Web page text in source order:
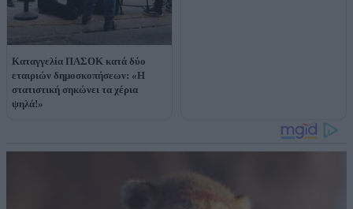
Καταγγελία ΠΑΣΟΚ κατά δύο
εταιριών δημοσκοπήσεων: «Η
στατιστική σηκώνει τα χέρια
ψηλά!»